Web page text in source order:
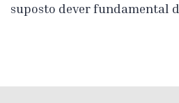
suposto dever fundamental